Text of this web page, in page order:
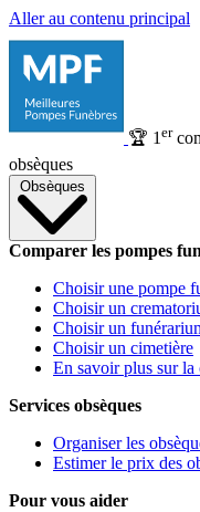
Aller au contenu principal
🏆 1 er
obsèques
Obsèques
Comparer les pompes
Choisir une pompe
Choisir un
Choisir un
Choisir un cimetière
En savoir plus sur
Services obsèques
Organiser les
Estimer le prix des
Pour vous aider